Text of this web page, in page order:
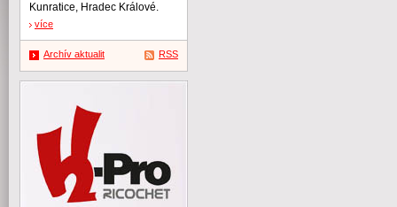
Kunratice, Hradec Králové.
více
Archív aktualit RSS